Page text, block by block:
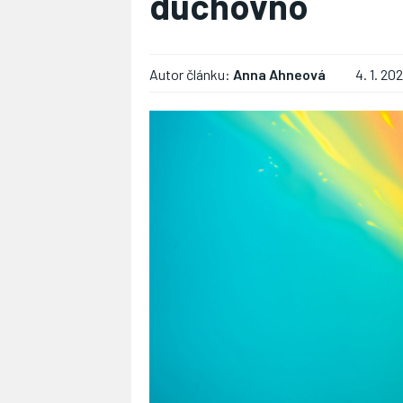
Autor článku: Anna Ahneová 4. 1.